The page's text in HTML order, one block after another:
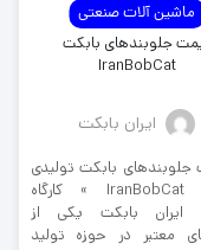
ماشین آلات صنعتی
جلوبندهای بابکت
IranBobCat
ایران بابکت
جلوبندهای بابکت تولیدی
کارخانه IranBobCat » کارگاه
ایران بابکت یکی از
معتبر در حوزه تولید